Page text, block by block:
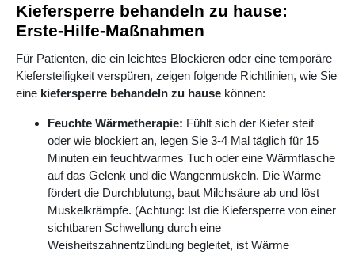
Kiefersperre behandeln zu hause:
Erste-Hilfe-Maßnahmen
Für Patienten, die ein leichtes Blockieren oder eine temporäre
Kiefersteifigkeit verspüren, zeigen folgende Richtlinien, wie Sie
eine kiefersperre behandeln zu hause können:
Feuchte Wärmetherapie: Fühlt sich der Kiefer steif
oder wie blockiert an, legen Sie 3-4 Mal täglich für 15
Minuten ein feuchtwarmes Tuch oder eine Wärmflasche
auf das Gelenk und die Wangenmuskeln. Die Wärme
fördert die Durchblutung, baut Milchsäure ab und löst
Muskelkrämpfe. (Achtung: Ist die Kiefersperre von einer
sichtbaren Schwellung durch eine
Weisheitszahnentzündung begleitet, ist Wärme